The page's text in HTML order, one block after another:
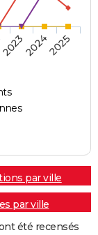
202320242025
par ville
par ville
été recensés